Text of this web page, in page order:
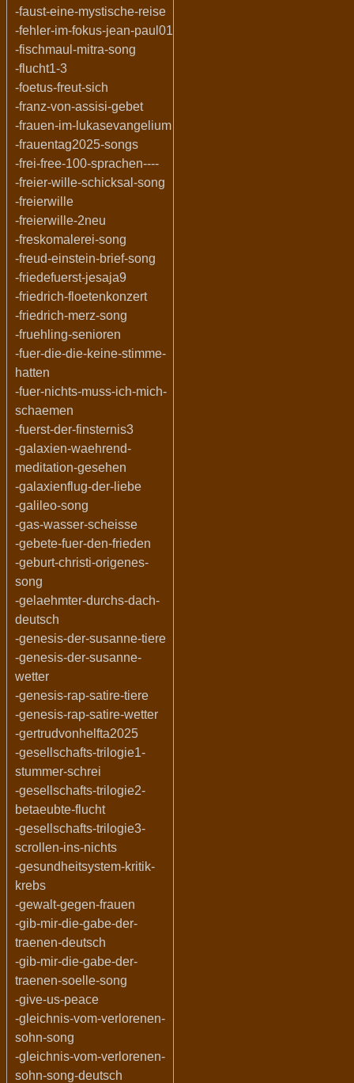
-faust-eine-mystische-reise
-fehler-im-fokus-jean-paul01
-fischmaul-mitra-song
-flucht1-3
-foetus-freut-sich
-franz-von-assisi-gebet
-frauen-im-lukasevangelium
-frauentag2025-songs
-frei-free-100-sprachen----
-freier-wille-schicksal-song
-freierwille
-freierwille-2neu
-freskomalerei-song
-freud-einstein-brief-song
-friedefuerst-jesaja9
-friedrich-floetenkonzert
-friedrich-merz-song
-fruehling-senioren
-fuer-die-die-keine-stimme-
hatten
-fuer-nichts-muss-ich-mich-
schaemen
-fuerst-der-finsternis3
-galaxien-waehrend-
meditation-gesehen
-galaxienflug-der-liebe
-galileo-song
-gas-wasser-scheisse
-gebete-fuer-den-frieden
-geburt-christi-origenes-
song
-gelaehmter-durchs-dach-
deutsch
-genesis-der-susanne-tiere
-genesis-der-susanne-
wetter
-genesis-rap-satire-tiere
-genesis-rap-satire-wetter
-gertrudvonhelfta2025
-gesellschafts-trilogie1-
stummer-schrei
-gesellschafts-trilogie2-
betaeubte-flucht
-gesellschafts-trilogie3-
scrollen-ins-nichts
-gesundheitsystem-kritik-
krebs
-gewalt-gegen-frauen
-gib-mir-die-gabe-der-
traenen-deutsch
-gib-mir-die-gabe-der-
traenen-soelle-song
-give-us-peace
-gleichnis-vom-verlorenen-
sohn-song
-gleichnis-vom-verlorenen-
sohn-song-deutsch